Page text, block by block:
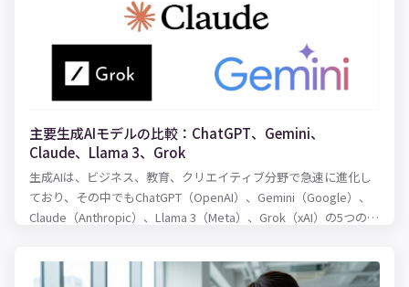
主要生成AIモデルの比較：ChatGPT、Gemini、
Claude、Llama 3、Grok
生成AIは、ビジネス、教育、クリエイティブ分野で急速に進化し
ており、その中でもChatGPT（OpenAI）、Gemini（Google）、
Claude（Anthropic）、Llama 3（Meta）、Grok（xAI）の5つのモ
ポイントで比較します。